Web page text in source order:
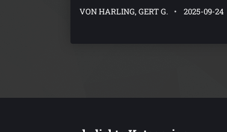
VON HARLING, GERT G. 2025-09-24